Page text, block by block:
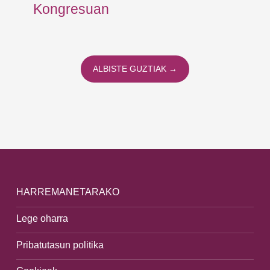
Kongresuan
ALBISTE GUZTIAK →
HARREMANETARAKO
Lege oharra
Pribatutasun politika